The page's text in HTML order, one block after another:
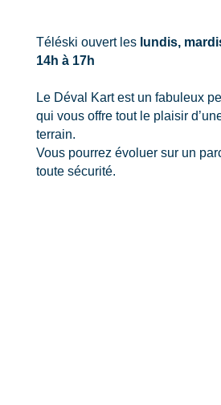
Téléski ouvert les lundis,
14h à 17h
Le Déval Kart est un fabuleux
qui vous offre tout le plaisir
terrain.
Vous pourrez évoluer sur un
toute sécurité.